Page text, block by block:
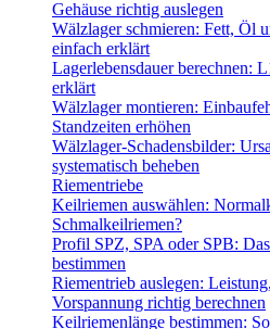
Gehäuse richtig auslegen
Wälzlager schmieren: Fett, Öl
einfach erklärt
Lagerlebensdauer berechnen:
erklärt
Wälzlager montieren:
Standzeiten erhöhen
Wälzlager-Schadensbilder:
systematisch beheben
Riementriebe
Keilriemen auswählen:
Schmalkeilriemen?
Profil SPZ, SPA oder SPB:
bestimmen
Riementrieb auslegen:
Vorspannung richtig berechnen
Keilriemenlänge bestimmen: